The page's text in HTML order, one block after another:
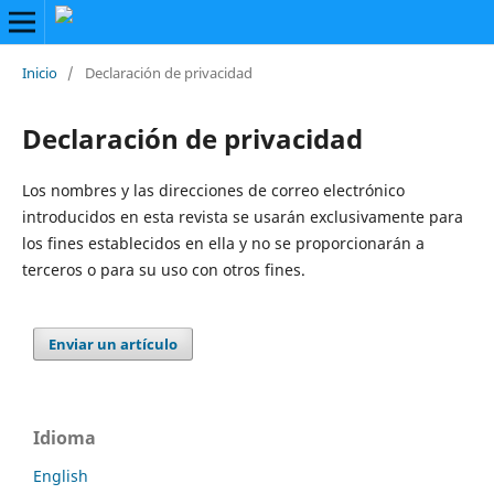
Inicio / Declaración de privacidad
Declaración de privacidad
Los nombres y las direcciones de correo electrónico
introducidos en esta revista se usarán exclusivamente para
los fines establecidos en ella y no se proporcionarán a
terceros o para su uso con otros fines.
Enviar un artículo
Idioma
English